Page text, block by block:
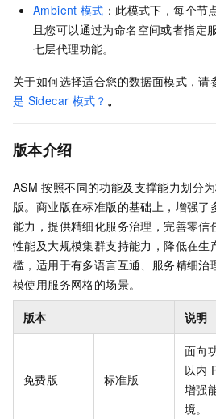
Ambient 模式 ：此模式下，每个
且您可以通过为命名空间或者指定
七层代理功能。
关于如何选择适合您的数据面模式，请
是 Sidecar 模式？ 。
版本介绍
ASM 按照不同的功能及支撑能力划分
版。商业版在标准版的基础上，增强了
能力，提供精细化服务治理，完善零信
性能及大规模集群支持能力，降低在生
槛，适用于有多语言互通、服务精细治
模使用服务网格的场景。
版本 说明
免费版 标准版
面向
以内
增强
境。